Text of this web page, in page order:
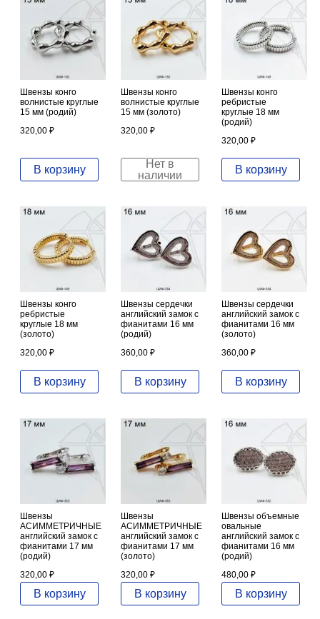
Швензы конго
волнистые круглые
15 мм (родий)
320,00 ₽
В корзину
Швензы конго
волнистые круглые
15 мм (золото)
320,00 ₽
Нет в
наличии
Швензы конго
ребристые
круглые 18 мм
(родий)
320,00 ₽
В корзину
Швензы конго
ребристые
круглые 18 мм
(золото)
320,00 ₽
В корзину
Швензы сердечки
английский замок с
фианитами 16 мм
(родий)
360,00 ₽
В корзину
Швензы сердечки
английский замок с
фианитами 16 мм
(золото)
360,00 ₽
В корзину
Швензы
АСИММЕТРИЧНЫЕ
английский замок с
фианитами 17 мм
(родий)
320,00 ₽
В корзину
Швензы
АСИММЕТРИЧНЫЕ
английский замок с
фианитами 17 мм
(золото)
320,00 ₽
В корзину
Швензы объемные
овальные
английский замок с
фианитами 16 мм
(родий)
480,00 ₽
В корзину